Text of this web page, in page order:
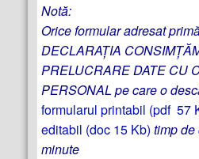
Notă:
Orice formular adresat
DECLARAȚIA
PRELUCRARE DATE CU
PERSONAL pe care o
formularul printabil (pdf 57
editabil (doc 15 Kb) timp
minute